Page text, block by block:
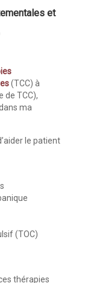
et
(TCC) à
de TCC),
ma
le patient
(TOC)
thérapies